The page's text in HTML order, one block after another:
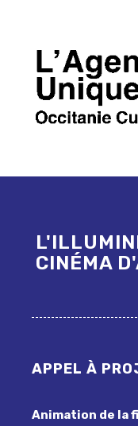
CINÉMA
APPEL À
Animation de la